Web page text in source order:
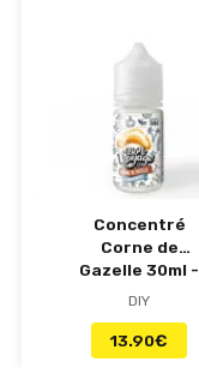
Concentré
Corne de
Gazelle 30ml -
Bon Voyage
DIY
13.90€